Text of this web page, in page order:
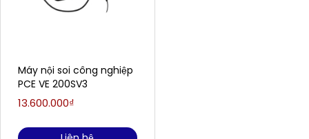
Máy nội soi công nghiệp
PCE VE 200SV3
13.600.000₫